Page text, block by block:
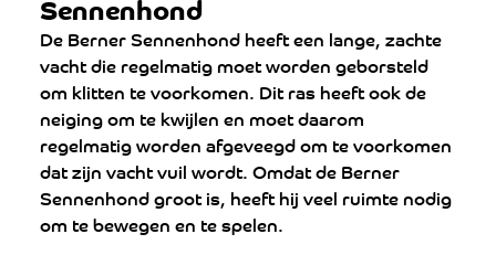
De Berner Sennenhond heeft een lange, zachte
vacht die regelmatig moet worden geborsteld
om klitten te voorkomen. Dit ras heeft ook de
neiging om te kwijlen en moet daarom
regelmatig worden afgeveegd om te voorkomen
dat zijn vacht vuil wordt. Omdat de Berner
Sennenhond groot is, heeft hij veel ruimte nodig
om te bewegen en te spelen.